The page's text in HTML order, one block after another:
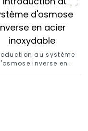
au système
inverse en